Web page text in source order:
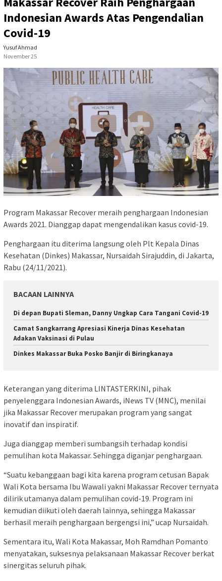
Indonesian Awards Atas Pengendalian
Covid-19
Yusuf Ahmad
November 25
Program Makassar Recover meraih penghargaan Indonesian
Awards 2021. Dianggap dapat mengendalikan kasus covid-19.
Penghargaan itu diterima langsung oleh Plt Kepala Dinas
Kesehatan (Dinkes) Makassar, Nursaidah Sirajuddin, di Jakarta,
Rabu (24/11/2021).
BACAAN LAINNYA
Di depan Bupati Sleman, Danny Ungkap Cara Tangani Covid-19
Camat Sangkarrang Apresiasi Kinerja Dinas Kesehatan
Adakan Vaksinasi di Pulau
Dinkes Makassar Buka Posko Banjir di Biringkanaya
Keterangan yang diterima LINTASTERKINI, pihak
penyelenggara Indonesian Awards, iNews TV (MNC), menilai
jika Makassar Recover merupakan program yang sangat
inovatif dan inspiratif.
Juga dianggap memberi sumbangsih terhadap kondisi
pemulihan kota Makassar. Sehingga diganjar penghargaan.
“Suatu kebanggaan bagi kita karena program cetusan Bapak
Wali Kota bersama Ibu Wawali yakni Makassar Recover ternyata
dilirik utamanya dalam pemulihan covid-19. Program ini
kemudian diikuti oleh daerah lainnya, sehingga Makassar
berhasil meraih penghargaan bergengsi ini,” ucap Nursaidah.
Sementara itu, Wali Kota Makassar, Moh Ramdhan Pomanto
menyatakan, suksesnya pelaksanaan Makassar Recover berkat
sinergitas seluruh pihak.